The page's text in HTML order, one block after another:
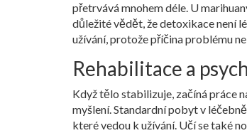
přetrvává mnohem déle. U
důležité vědět, že detoxikace není
užívání, protože příčina problému
Rehabilitace a
Když tělo stabilizuje, začíná práce
myšlení. Standardní pobyt v
které vedou k užívání. Učí se také